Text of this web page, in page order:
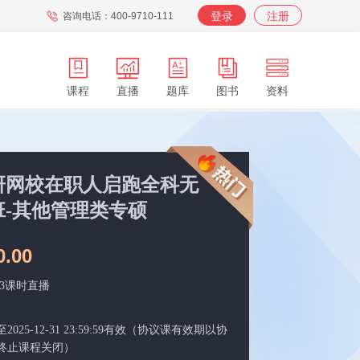
咨询电话：400-9710-111 登录 注册
课程 直播 题库 图书 资料
APP 在职 在校 服务
网校在职人启跑全科无
-其他管理类专硕
课时直播
2025-12-31 23:59:59有效（协议课有效期以协
止课程关闭）